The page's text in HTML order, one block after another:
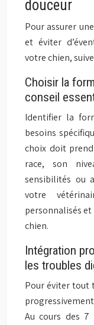
douceur
Pour assurer
et éviter
votre chien,
Choisir la
conseil
Identifier la
besoins
choix doit
race, son
sensibilités ou
votre
personnalisés
chien.
Intégration
les troubles
Pour éviter tout
Au cours des 7